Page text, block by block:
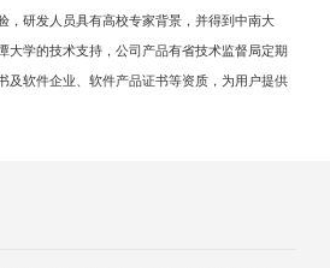
，研发人员具有高校专家背景，并得到中南大
大学的技术支持，公司产品有省技术监督局定期
及软件企业、软件产品证书等资质，为用户提供